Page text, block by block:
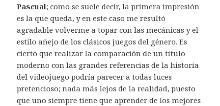
Pascual; como se suele decir, la primera impresión
es la que queda, y en este caso me resultó
agradable volverme a topar con las mecánicas y el
estilo añejo de los clásicos juegos del género. Es
cierto que realizar la comparación de un título
moderno con las grandes referencias de la historia
del videojuego podría parecer a todas luces
pretencioso; nada más lejos de la realidad, puesto
que uno siempre tiene que aprender de los mejores